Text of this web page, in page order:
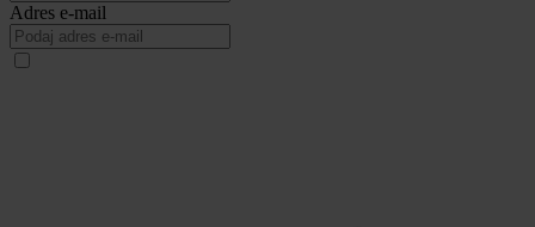
Adres e-mail